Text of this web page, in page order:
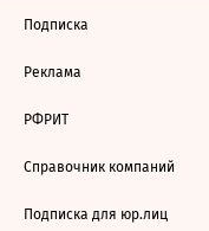
Подписка
Реклама
РФРИТ
Справочник компаний
Подписка для юр.лиц